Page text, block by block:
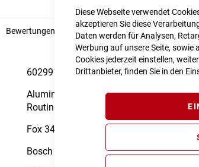
Diese Webseite verwendet
akzeptieren Sie diese
Daten werden für Analysen,
Werbung auf unsere Seite,
Cookies jederzeit einstellen,
Drittanbieter, finden Sie in den
6029918
Aluminium Superlite, Gravity Casting,
Routing, Kickstand/Fender/Carrier
Fox 34 Float AWL, 2-Position Sweep-
Bosch Drive Unit Performance CX
Bewertungen Angaben zur